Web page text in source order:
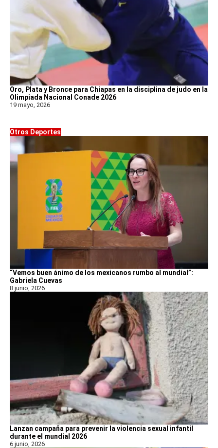
Oro, Plata y Bronce para Chiapas en la disciplina de judo en la
Olimpiada Nacional Conade 2026
19 mayo, 2026
Otros Deportes
“Vemos buen ánimo de los mexicanos rumbo al mundial”:
Gabriela Cuevas
8 junio, 2026
Lanzan campaña para prevenir la violencia sexual infantil
durante el mundial 2026
6 junio, 2026